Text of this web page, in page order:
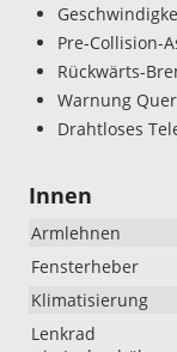
Pre-Collision-
Rückwärts-
Warnung
Drahtloses
Innen
Armlehnen
Fensterheber
Klimatisierung
Lenkrad